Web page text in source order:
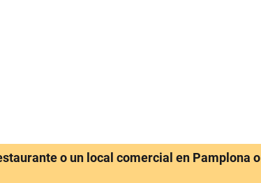
o un local comercial en Pamplona o